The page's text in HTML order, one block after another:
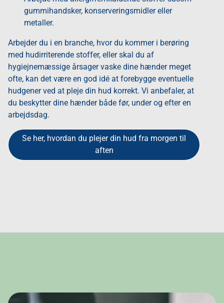
gummihandsker, konserveringsmidler eller
metaller.
Arbejder du i en branche, hvor du kommer i berøring
med hudirriterende stoffer, eller skal du af
hygiejnemæssige årsager vaske dine hænder meget
ofte, kan det være en god idé at forebygge eventuelle
hudgener ved at pleje din hud korrekt. Vi anbefaler, at
du beskytter dine hænder både før, under og efter en
arbejdsdag.
Se her, hvordan du plejer din hud fra morgen til
aften